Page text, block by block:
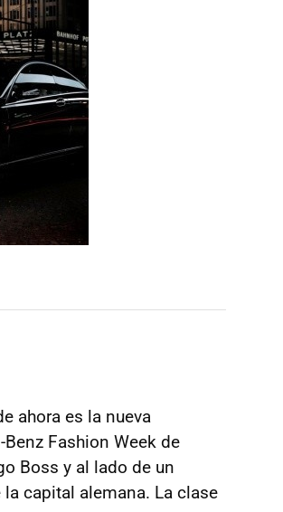
ahora es la nueva
Fashion Week de
Boss y al lado de un
capital alemana. La clase